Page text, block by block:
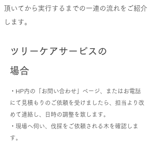
頂いてから実行するまでの一連の流れをご紹介
します。
ツリーケアサービスの
場合
・HP内の「お問い合わせ」ぺージ、またはお電話
にて見積もりのご依頼を受けましたら、担当より改
めて連絡し、日時の調整を致します。
・現場へ伺い、伐採をご依頼される木を確認しま
す。